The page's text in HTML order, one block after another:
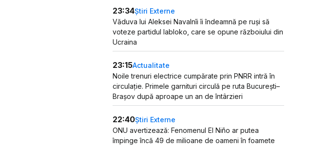
23:34Știri Externe
Văduva lui Aleksei Navalnîi îi îndeamnă pe ruși să
voteze partidul Iabloko, care se opune războiului din
Ucraina
23:15Actualitate
Noile trenuri electrice cumpărate prin PNRR intră în
circulație. Primele garnituri circulă pe ruta București–
Brașov după aproape un an de întârzieri
22:40Știri Externe
ONU avertizează: Fenomenul El Niño ar putea
împinge încă 49 de milioane de oameni în foamete